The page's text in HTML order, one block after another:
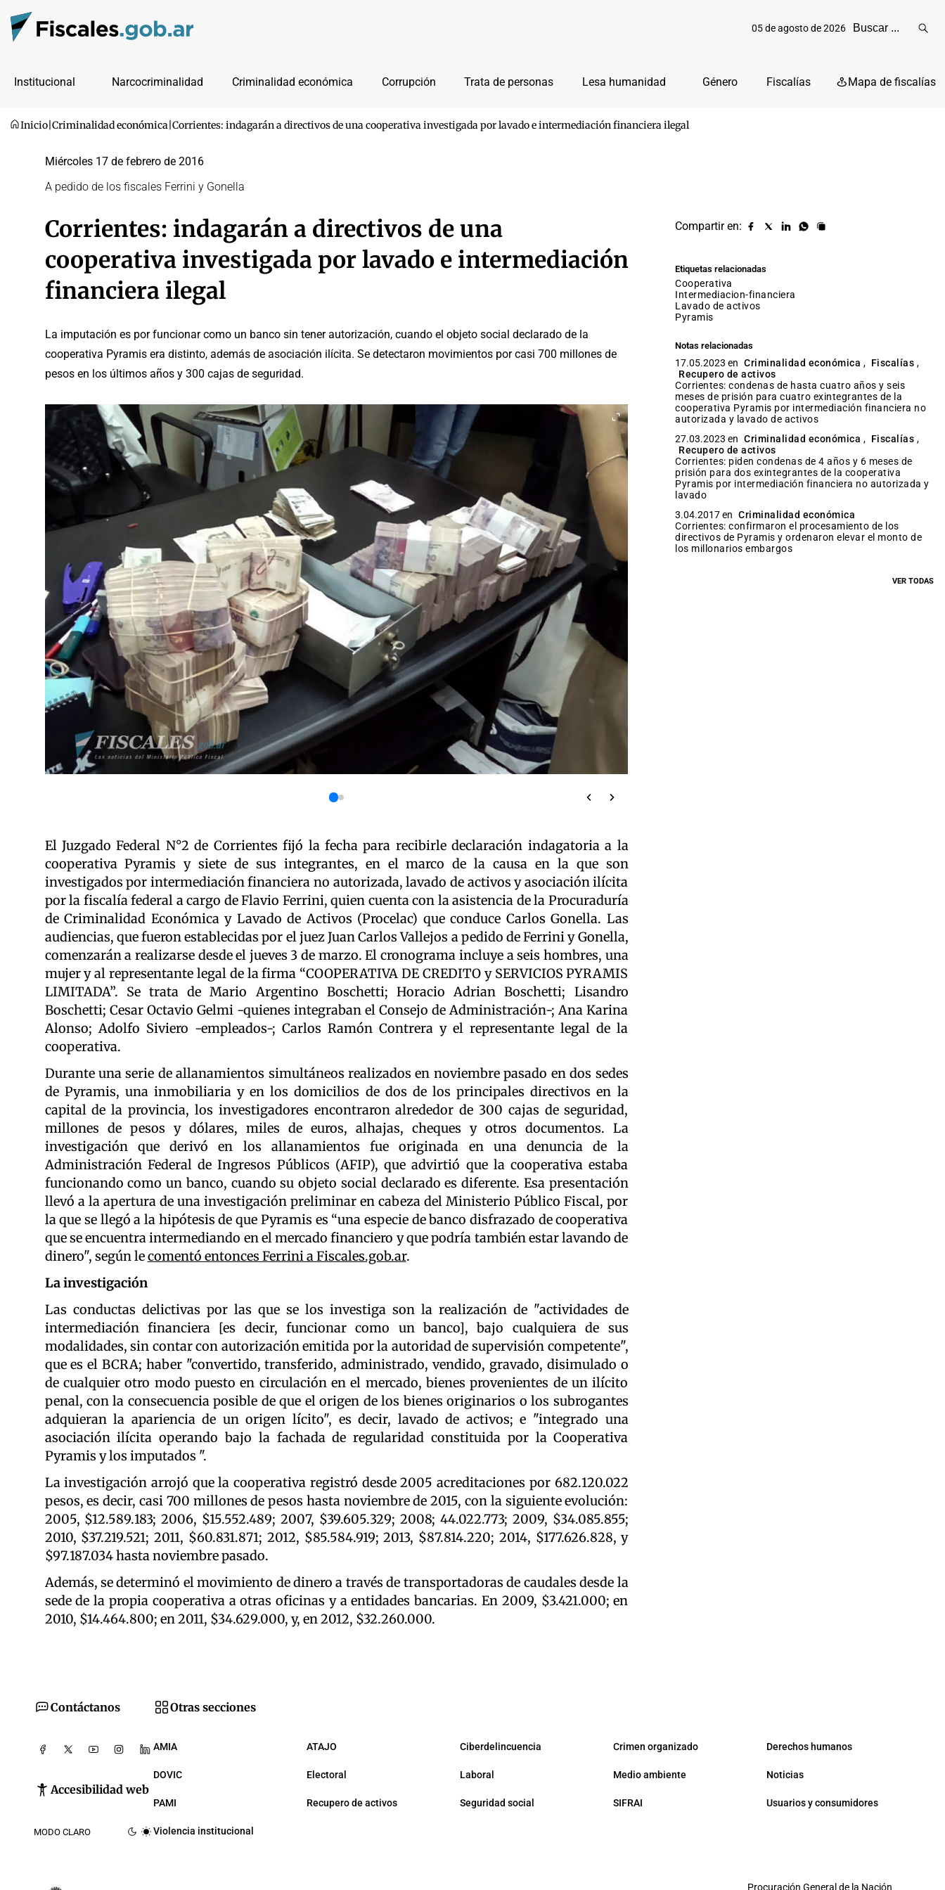
05 de agosto de 2026
Institucional Narcocriminalidad Criminalidad económica Corrupción Trata de personas Lesa humanidad Género Fiscalías Mapa de fiscalías
Inicio Criminalidad económica Corrientes: indagarán a directivos de una cooperativa investigada por lavado e intermediación financiera ilegal
Miércoles 17 de febrero de 2016
A pedido de los fiscales Ferrini y Gonella
Corrientes: indagarán a directivos de una
cooperativa investigada por lavado e intermediación
financiera ilegal
La imputación es por funcionar como un banco sin tener autorización, cuando el objeto social declarado de la
cooperativa Pyramis era distinto, además de asociación ilícita. Se detectaron movimientos por casi 700 millones de
pesos en los últimos años y 300 cajas de seguridad.
El Juzgado Federal N°2 de Corrientes fijó la fecha para recibirle declaración indagatoria a la
cooperativa Pyramis y siete de sus integrantes, en el marco de la causa en la que son
investigados por intermediación financiera no autorizada, lavado de activos y asociación ilícita
por la fiscalía federal a cargo de Flavio Ferrini, quien cuenta con la asistencia de la Procuraduría
de Criminalidad Económica y Lavado de Activos (Procelac) que conduce Carlos Gonella. Las
audiencias, que fueron establecidas por el juez Juan Carlos Vallejos a pedido de Ferrini y Gonella,
comenzarán a realizarse desde el jueves 3 de marzo. El cronograma incluye a seis hombres, una
mujer y al representante legal de la firma “COOPERATIVA DE CREDITO y SERVICIOS PYRAMIS
LIMITADA”. Se trata de Mario Argentino Boschetti; Horacio Adrian Boschetti; Lisandro
Boschetti; Cesar Octavio Gelmi -quienes integraban el Consejo de Administración-; Ana Karina
Alonso; Adolfo Siviero -empleados-; Carlos Ramón Contrera y el representante legal de la
cooperativa.
Durante una serie de allanamientos simultáneos realizados en noviembre pasado en dos sedes
de Pyramis, una inmobiliaria y en los domicilios de dos de los principales directivos en la
capital de la provincia, los investigadores encontraron alrededor de 300 cajas de seguridad,
millones de pesos y dólares, miles de euros, alhajas, cheques y otros documentos. La
investigación que derivó en los allanamientos fue originada en una denuncia de la
Administración Federal de Ingresos Públicos (AFIP), que advirtió que la cooperativa estaba
funcionando como un banco, cuando su objeto social declarado es diferente. Esa presentación
llevó a la apertura de una investigación preliminar en cabeza del Ministerio Público Fiscal, por
la que se llegó a la hipótesis de que Pyramis es “una especie de banco disfrazado de cooperativa
que se encuentra intermediando en el mercado financiero y que podría también estar lavando de
dinero", según lecomentó entonces Ferrini a Fiscales.gob.ar.
La investigación
Las conductas delictivas por las que se los investiga son la realización de "actividades de
intermediación financiera [es decir, funcionar como un banco], bajo cualquiera de sus
modalidades, sin contar con autorización emitida por la autoridad de supervisión competente",
que es el BCRA; haber "convertido, transferido, administrado, vendido, gravado, disimulado o
de cualquier otro modo puesto en circulación en el mercado, bienes provenientes de un ilícito
penal, con la consecuencia posible de que el origen de los bienes originarios o los subrogantes
adquieran la apariencia de un origen lícito", es decir, lavado de activos; e "integrado una
asociación ilícita operando bajo la fachada de regularidad constituida por la Cooperativa
Pyramis y los imputados ".
La investigación arrojó que la cooperativa registró desde 2005 acreditaciones por 682.120.022
pesos, es decir, casi 700 millones de pesos hasta noviembre de 2015, con la siguiente evolución:
2005, $12.589.183; 2006, $15.552.489; 2007, $39.605.329; 2008; 44.022.773; 2009, $34.085.855;
2010, $37.219.521; 2011, $60.831.871; 2012, $85.584.919; 2013, $87.814.220; 2014, $177.626.828, y
$97.187.034 hasta noviembre pasado.
Además, se determinó el movimiento de dinero a través de transportadoras de caudales desde la
sede de la propia cooperativa a otras oficinas y a entidades bancarias. En 2009, $3.421.000; en
2010, $14.464.800; en 2011, $34.629.000, y, en 2012, $32.260.000.
Compartir en:
Compartir
Compartir
Compartir
Compartir
Copiar
Etiquetas relacionadas
cooperativa
intermediacion-financiera
lavado de activos
pyramis
Notas relacionadas
17.05.2023 en Criminalidad económica , Fiscalías ,
Recupero de activos
Corrientes: condenas de hasta cuatro años y seis
meses de prisión para cuatro exintegrantes de la
cooperativa Pyramis por intermediación financiera no
autorizada y lavado de activos
27.03.2023 en Criminalidad económica , Fiscalías ,
Recupero de activos
Corrientes: piden condenas de 4 años y 6 meses de
prisión para dos exintegrantes de la cooperativa
Pyramis por intermediación financiera no autorizada y
lavado
3.04.2017 en Criminalidad económica
Corrientes: confirmaron el procesamiento de los
directivos de Pyramis y ordenaron elevar el monto de
los millonarios embargos
VER TODAS
Contáctanos
Accesibilidad web
MODO CLARO
Otras secciones
AMIA ATAJO Ciberdelincuencia Crimen organizado Derechos humanos
DOVIC Electoral Laboral Medio ambiente Noticias
PAMI Recupero de activos Seguridad social SIFRAI Usuarios y consumidores
Violencia institucional
Procuración General de la Nación